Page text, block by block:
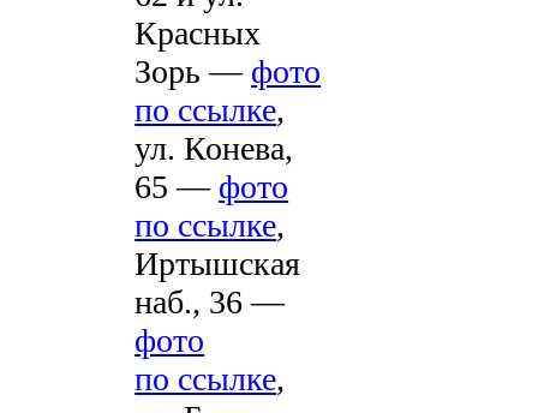
Красных
Зорь — фото
по ссылке,
ул. Конева,
65 — фото
по ссылке,
Иртышская
наб., 36 —
фото
по ссылке,